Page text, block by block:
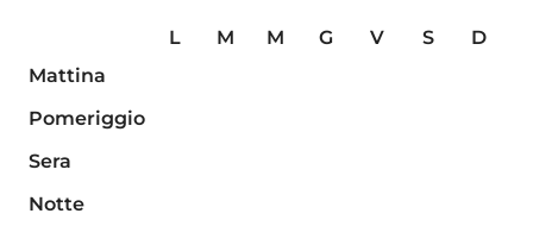
L M M G V S
D
Mattina
Pomeriggio
Sera
Notte